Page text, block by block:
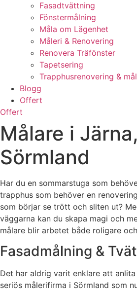
Fasadtvättning
Fönstermålning
Måla om Lägenhet
Måleri & Renovering
Renovera Träfönster
Tapetsering
Trapphusrenovering &
Blogg
Offert
Offert
Målare i Järna,
Sörmland
Har du en sommarstuga som
trapphus som behöver en
som börjar se trött och sliten ut?
väggarna kan du skapa magi och
målare blir arbetet både roligare
Fasadmålning &
Det har aldrig varit enklare att
seriös målerifirma i Sörmland som